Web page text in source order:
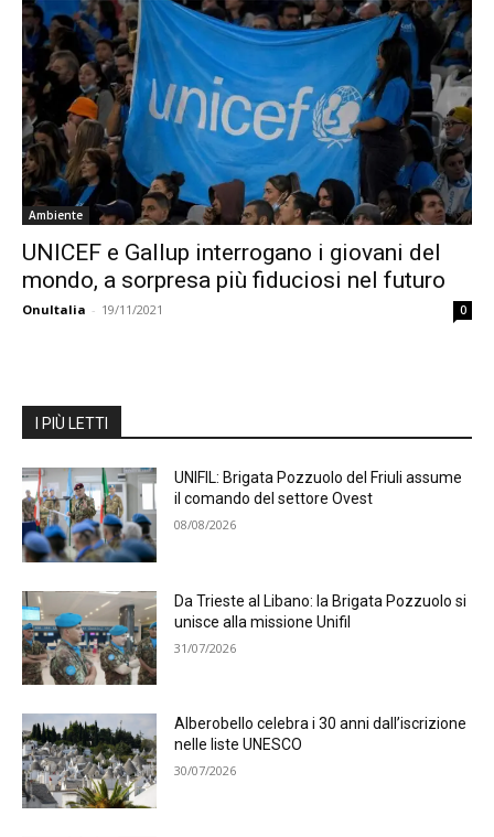
Ambiente
UNICEF e Gallup interrogano i giovani del
mondo, a sorpresa più fiduciosi nel futuro
OnuItalia - 19/11/2021 0
I PIÙ LETTI
UNIFIL: Brigata Pozzuolo del Friuli assume
il comando del settore Ovest
08/08/2026
Da Trieste al Libano: la Brigata Pozzuolo si
unisce alla missione Unifil
31/07/2026
Alberobello celebra i 30 anni dall’iscrizione
nelle liste UNESCO
30/07/2026